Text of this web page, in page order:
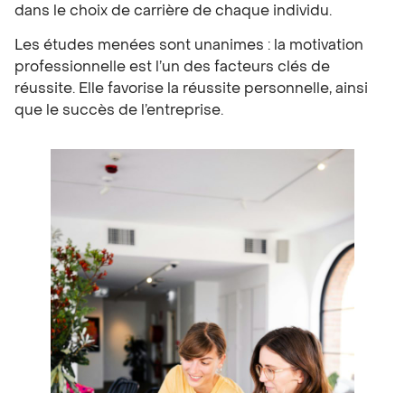
dans le choix de carrière de chaque individu.
Les études menées sont unanimes : la motivation
professionnelle est l’un des facteurs clés de
réussite. Elle favorise la réussite personnelle, ainsi
que le succès de l’entreprise.